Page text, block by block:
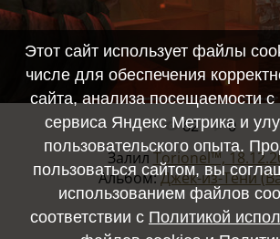
Полный размер -1920x1080/
62
0
ЗалилTorionel™,
Альбом:Джек-из-Тени
Этот сайт использует файлы
числе для обеспечения
сайта, анализа посещаемости
сервиса Яндекс Метрика и
пользовательского опыта.
пользоваться сайтом, вы
использованием файлов
соответствии с Политикой